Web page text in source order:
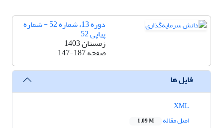
دوره 13، شماره 52 - شماره
پیاپی 52
زمستان 1403
صفحه147-187
فایل ها
اصل مقاله
1.09 M